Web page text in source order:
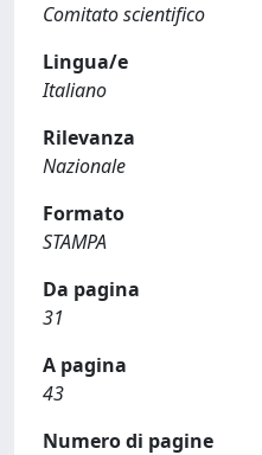
Comitato scientifico
Lingua/e
Italiano
Rilevanza
Nazionale
Formato
STAMPA
Da pagina
31
A pagina
43
Numero di pagine